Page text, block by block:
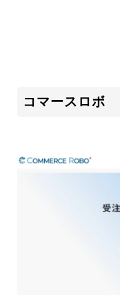
コマースロボ